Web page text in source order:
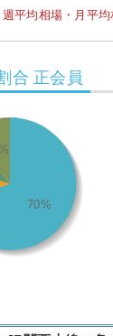
平均相場・月平
合 正会員
70%